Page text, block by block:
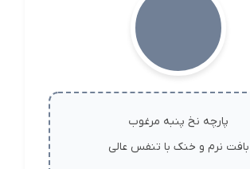
پارچه نخ پنبه مرغوب
بافت نرم و خنک با تنفس عالی